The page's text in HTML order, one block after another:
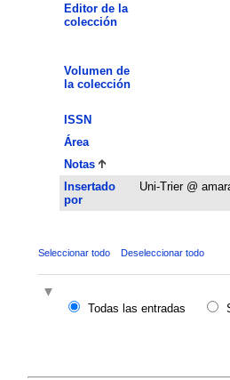
Editor de la
colección
Volumen de
la colección
ISSN
Área
Notas
Insertado
por
Uni-Trier @
Seleccionar todo Deseleccionar todo
Todas las entradas